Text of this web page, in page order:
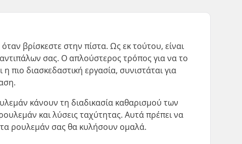
βρίσκεστε στην πίστα. Ως εκ τούτου, είναι
σας. Ο απλούστερος τρόπος για να το
πιο διασκεδαστική εργασία, συνιστάται για
κάνουν τη διαδικασία καθαρισμού των
και λύσεις ταχύτητας. Αυτά πρέπει να
τα ρουλεμάν σας θα κυλήσουν ομαλά.